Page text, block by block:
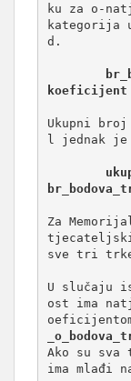
ku za o-
kategorija
d.
koeficijent
Ukupni
l jednak je
Za
sve tri
U slučaju
ost ima
Ako su
ima mlađi